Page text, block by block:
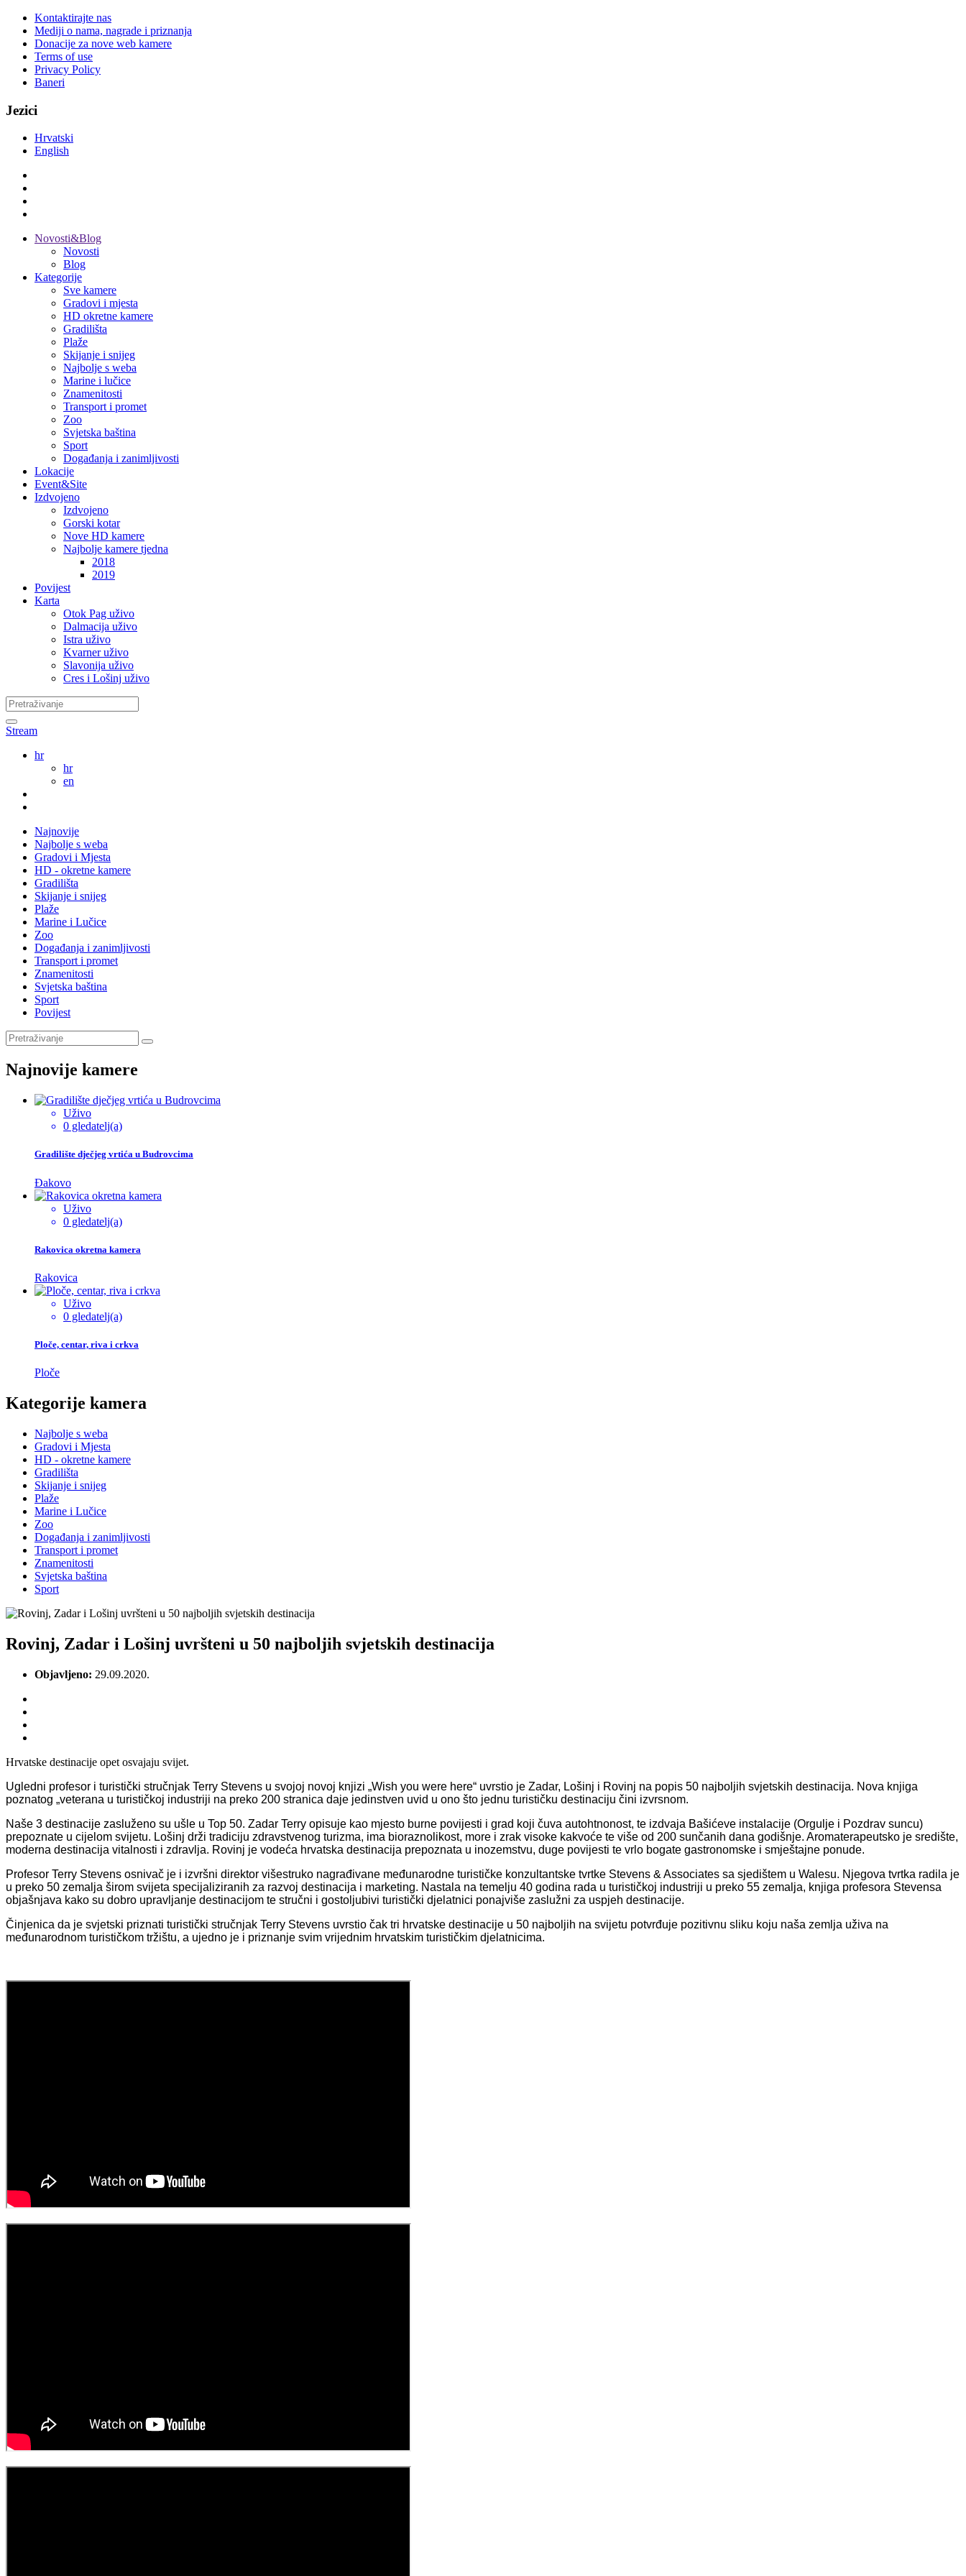
Kontaktirajte nas
Mediji o nama, nagrade i priznanja
Donacije za nove web kamere
Terms of use
Privacy Policy
Baneri
Jezici
Hrvatski
English
Novosti&Blog
Novosti
Blog
Kategorije
Sve kamere
Gradovi i mjesta
HD okretne kamere
Gradilišta
Plaže
Skijanje i snijeg
Najbolje s weba
Marine i lučice
Znamenitosti
Transport i promet
Zoo
Svjetska baština
Sport
Događanja i zanimljivosti
Lokacije
Event&Site
Izdvojeno
Izdvojeno
Gorski kotar
Nove HD kamere
Najbolje kamere tjedna
2018
2019
Povijest
Karta
Otok Pag uživo
Dalmacija uživo
Istra uživo
Kvarner uživo
Slavonija uživo
Cres i Lošinj uživo
Stream
hr
hr
en
Najnovije
Najbolje s weba
Gradovi i Mjesta
HD - okretne kamere
Gradilišta
Skijanje i snijeg
Plaže
Marine i Lučice
Zoo
Događanja i zanimljivosti
Transport i promet
Znamenitosti
Svjetska baština
Sport
Povijest
Najnovije kamere
Uživo
0 gledatelj(a)
Gradilište dječjeg vrtića u Budrovcima
Đakovo
Uživo
0 gledatelj(a)
Rakovica okretna kamera
Rakovica
Uživo
0 gledatelj(a)
Ploče, centar, riva i crkva
Ploče
Kategorije kamera
Najbolje s weba
Gradovi i Mjesta
HD - okretne kamere
Gradilišta
Skijanje i snijeg
Plaže
Marine i Lučice
Zoo
Događanja i zanimljivosti
Transport i promet
Znamenitosti
Svjetska baština
Sport
Rovinj, Zadar i Lošinj uvršteni u 50 najboljih svjetskih destinacija
Objavljeno: 29.09.2020.
Hrvatske destinacije opet osvajaju svijet.
Ugledni profesor i turistički stručnjak Terry Stevens u svojoj novoj knjizi „Wish you were here“ uvrstio je Zadar, Lošinj i Rovinj na popis 50 najboljih svjetskih destinacija. Nova knjiga
poznatog „veterana u turističkoj industriji na preko 200 stranica daje jedinstven uvid u ono što jednu turističku destinaciju čini izvrsnom.
Naše 3 destinacije zasluženo su ušle u Top 50. Zadar Terry opisuje kao mjesto burne povijesti i grad koji čuva autohtnonost, te izdvaja Bašićeve instalacije (Orgulje i Pozdrav suncu)
prepoznate u cijelom svijetu. Lošinj drži tradiciju zdravstvenog turizma, ima bioraznolikost, more i zrak visoke kakvoće te više od 200 sunčanih dana godišnje. Aromaterapeutsko je središte,
moderna destinacija vitalnosti i zdravlja. Rovinj je vodeća hrvatska destinacija prepoznata u inozemstvu, duge povijesti te vrlo bogate gastronomske i smještajne ponude.
Profesor Terry Stevens osnivač je i izvršni direktor višestruko nagrađivane međunarodne turističke konzultantske tvrtke Stevens & Associates sa sjedištem u Walesu. Njegova tvrtka radila je
u preko 50 zemalja širom svijeta specijaliziranih za razvoj destinacija i marketing. Nastala na temelju 40 godina rada u turističkoj industriji u preko 55 zemalja, knjiga profesora Stevensa
objašnjava kako su dobro upravljanje destinacijom te stručni i gostoljubivi turistički djelatnici ponajviše zaslužni za uspjeh destinacije.
Činjenica da je svjetski priznati turistički stručnjak Terry Stevens uvrstio čak tri hrvatske destinacije u 50 najboljih na svijetu potvrđuje pozitivnu sliku koju naša zemlja uživa na
međunarodnom turističkom tržištu, a ujedno je i priznanje svim vrijednim hrvatskim turističkim djelatnicima.